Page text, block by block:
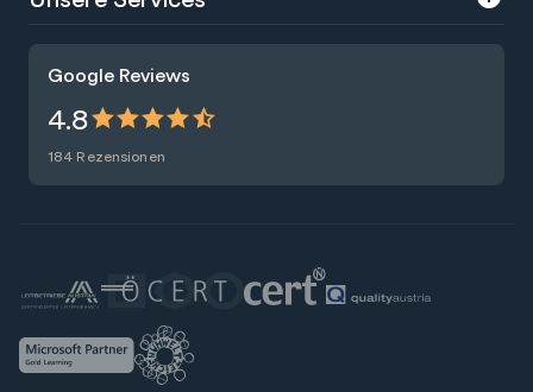
Google Reviews
4.8
184 Rezensionen
Presse
Nachhaltigkeit
Blog
Zertifizierungen
Raummiete